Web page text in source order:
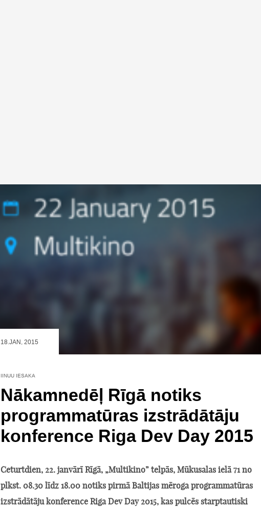
18.JAN, 2015
IINUU IESAKA
Nākamnedēļ Rīgā notiks
programmatūras izstrādātāju
konference Riga Dev Day 2015
Ceturtdien, 22. janvārī Rīgā, „Multikino” telpās, Mūkusalas ielā 71 no
plkst. 08.30 līdz 18.00 notiks pirmā Baltijas mēroga programmatūras
izstrādātāju konference Riga Dev Day 2015, kas pulcēs starptautiski